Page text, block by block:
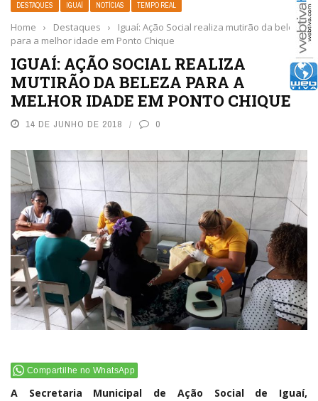
DESTAQUES IGUAÍ NOTÍCIAS TEMPO REAL
Home › Destaques ›
Iguaí: Ação Social realiza mutirão da beleza
para a melhor idade em Ponto Chique
IGUAÍ: AÇÃO SOCIAL REALIZA
MUTIRÃO DA BELEZA PARA A
MELHOR IDADE EM PONTO CHIQUE
14 DE JUNHO DE 2018 0
Compartilhe no WhatsApp
A Secretaria Municipal de Ação Social de Iguaí,